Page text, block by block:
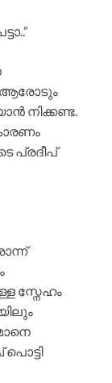
ആരോടും
നിക്കണ്ട.
പ്രദീപ്
സ്നേഹം